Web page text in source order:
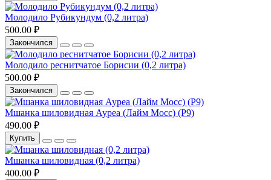
Молодило Рубикундум (0,2 литра)
500.00 ₽
Закончился
Молодило реснитчатое Борисии (0,2 литра)
500.00 ₽
Закончился
Мшанка шиловидная Ауреа (Лайм Мосс) (Р9)
490.00 ₽
Купить
Мшанка шиловидная (0,2 литра)
400.00 ₽